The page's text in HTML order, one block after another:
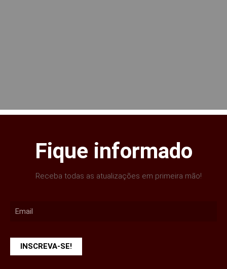
Fique informado
Receba todas as atualizações em primeira mão!
INSCREVA-SE!